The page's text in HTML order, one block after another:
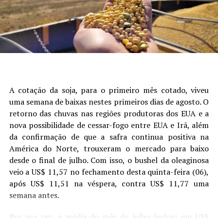
Laura Toledo (Comunicação Sistema Famasul)
Site: Aprosoja/MS
seguido de data de semeadura, fósforo, potássio e
presença de camada compactada (Figura 1).
Figura 1. Análise de árvore de regressão mostrando os
A cotação da soja, para o primeiro mês cotado, viveu
uma semana de baixas nestes primeiros dias de agosto. O
retorno das chuvas nas regiões produtoras dos EUA e a
nova possibilidade de cessar-fogo entre EUA e Irã, além
da confirmação de que a safra continua positiva na
América do Norte, trouxeram o mercado para baixo
desde o final de julho. Com isso, o bushel da oleaginosa
veio a US$ 11,57 no fechamento desta quinta-feira (06),
após US$ 11,51 na véspera, contra US$ 11,77 uma
semana antes.